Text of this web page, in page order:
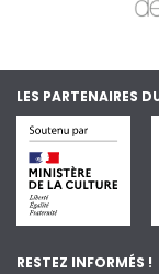
LES PARTENAIRES
RESTEZ INFORMÉS !